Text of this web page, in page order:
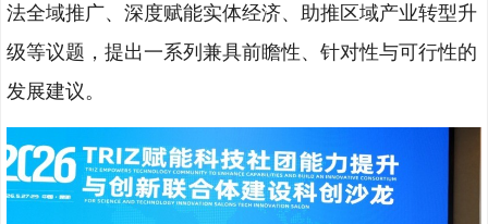
法全域推广、深度赋能实体经济、助推区域产业转型升
级等议题，提出一系列兼具前瞻性、针对性与可行性的
发展建议。